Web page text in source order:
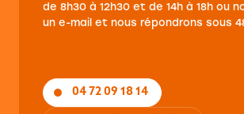
de 8h30 à 12h30 et de 14h à 18h ou
un e-mail et nous répondrons sous
04 72 09 18 14